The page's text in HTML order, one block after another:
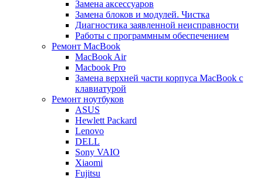
Замена аксессуаров
Замена блоков и модулей. Чистка
Диагностика заявленной неисправности
Работы с программным обеспечением
Ремонт MacBook
MacBook Air
Macbook Pro
Замена верхней части корпуса MacBook с
клавиатурой
Ремонт ноутбуков
ASUS
Hewlett Packard
Lenovo
DELL
Sony VAIO
Xiaomi
Fujitsu